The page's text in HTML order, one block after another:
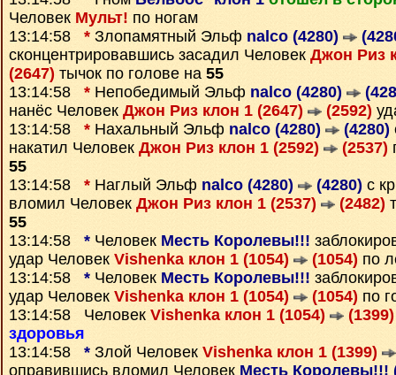
Человек Мульт! по ногам
13:14:58 * Злопамятный Эльф nalco (4280)
сконцентрировавшись засадил Человек Джон Риз
(2647) тычок по голове на 55
13:14:58 * Непобедимый Эльф nalco (4280)
нанёс Человек Джон Риз клон 1 (2647) (2592)
13:14:58 * Нахальный Эльф nalco (4280) (4280)
накатил Человек Джон Риз клон 1 (2592) (2537)
55
13:14:58 * Наглый Эльф nalco (4280) (4280) с
вломил Человек Джон Риз клон 1 (2537) (2482)
55
13:14:58 * Человек Месть Королевы!!!
удар Человек Vishenka клон 1 (1054) (1054) по
13:14:58 * Человек Месть Королевы!!!
удар Человек Vishenka клон 1 (1054) (1054) по
13:14:58 Человек Vishenka клон 1 (1054) (1399)
здоровья
13:14:58 * Злой Человек Vishenka клон 1 (1399)
оправившись вломил Человек Месть Королевы!!!